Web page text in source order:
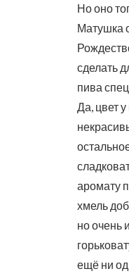
Но оно
Матушка
сделать
пива
Да, цвет
аромату
хмель
но очень
ещё ни